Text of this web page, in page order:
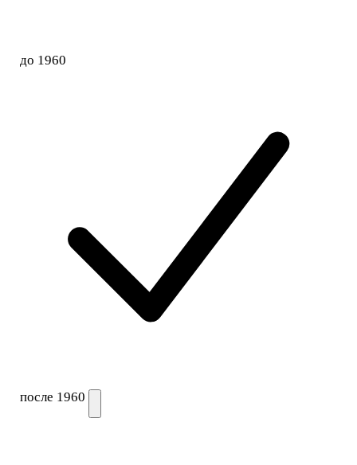
до 1960
после 1960